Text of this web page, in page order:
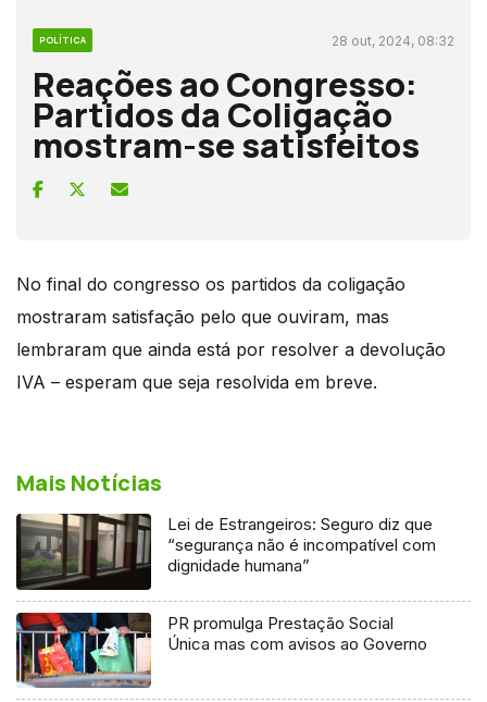
POLÍTICA 28 out, 2024, 08:32
Reações ao Congresso:
Partidos da Coligação
mostram-se satisfeitos
No final do congresso os partidos da coligação
mostraram satisfação pelo que ouviram, mas
lembraram que ainda está por resolver a devolução
IVA – esperam que seja resolvida em breve.
Mais Notícias
Lei de Estrangeiros: Seguro diz que
“segurança não é incompatível com
dignidade humana”
PR promulga Prestação Social
Única mas com avisos ao Governo